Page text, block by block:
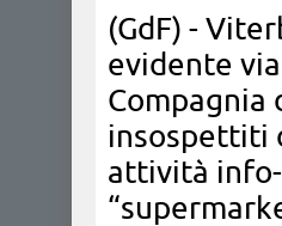
(GdF) -
evidente
Compagnia
insospettiti
attività